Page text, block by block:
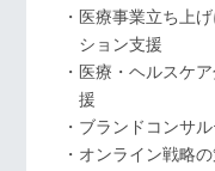
・医療事業立ち上
ション支援
・医療・ヘルスケ
援
・ブランドコンサ
・オンライン戦略